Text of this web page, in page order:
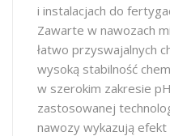
i instalacjach do
Zawarte w nawozach
łatwo przyswajalnych
wysoką stabilność
w szerokim zakresie
zastosowanej
nawozy wykazują